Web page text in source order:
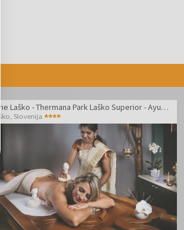
Terme Laško - Thermana Park Laško Superior - Ayurveda pomlajevalni program
Slovenija